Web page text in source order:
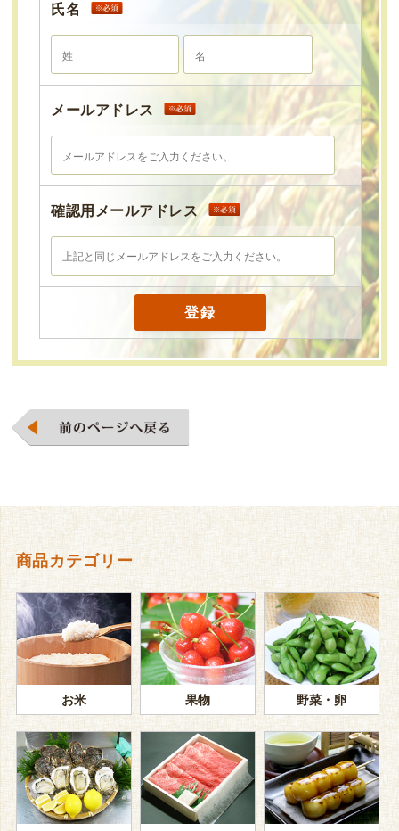
氏名
メールアドレス
確認用メールアドレス
商品カテゴリー
お米 果物 野菜・卵